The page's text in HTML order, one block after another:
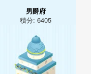
男爵府
積分: 6405